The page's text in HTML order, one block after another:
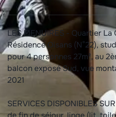
LES MENUIRES - Quartier
Résidence Oisans (N°22),
pour 4 personnes 27m², au
balcon exposé Sud, vue
2021
SERVICES DISPONIBLES